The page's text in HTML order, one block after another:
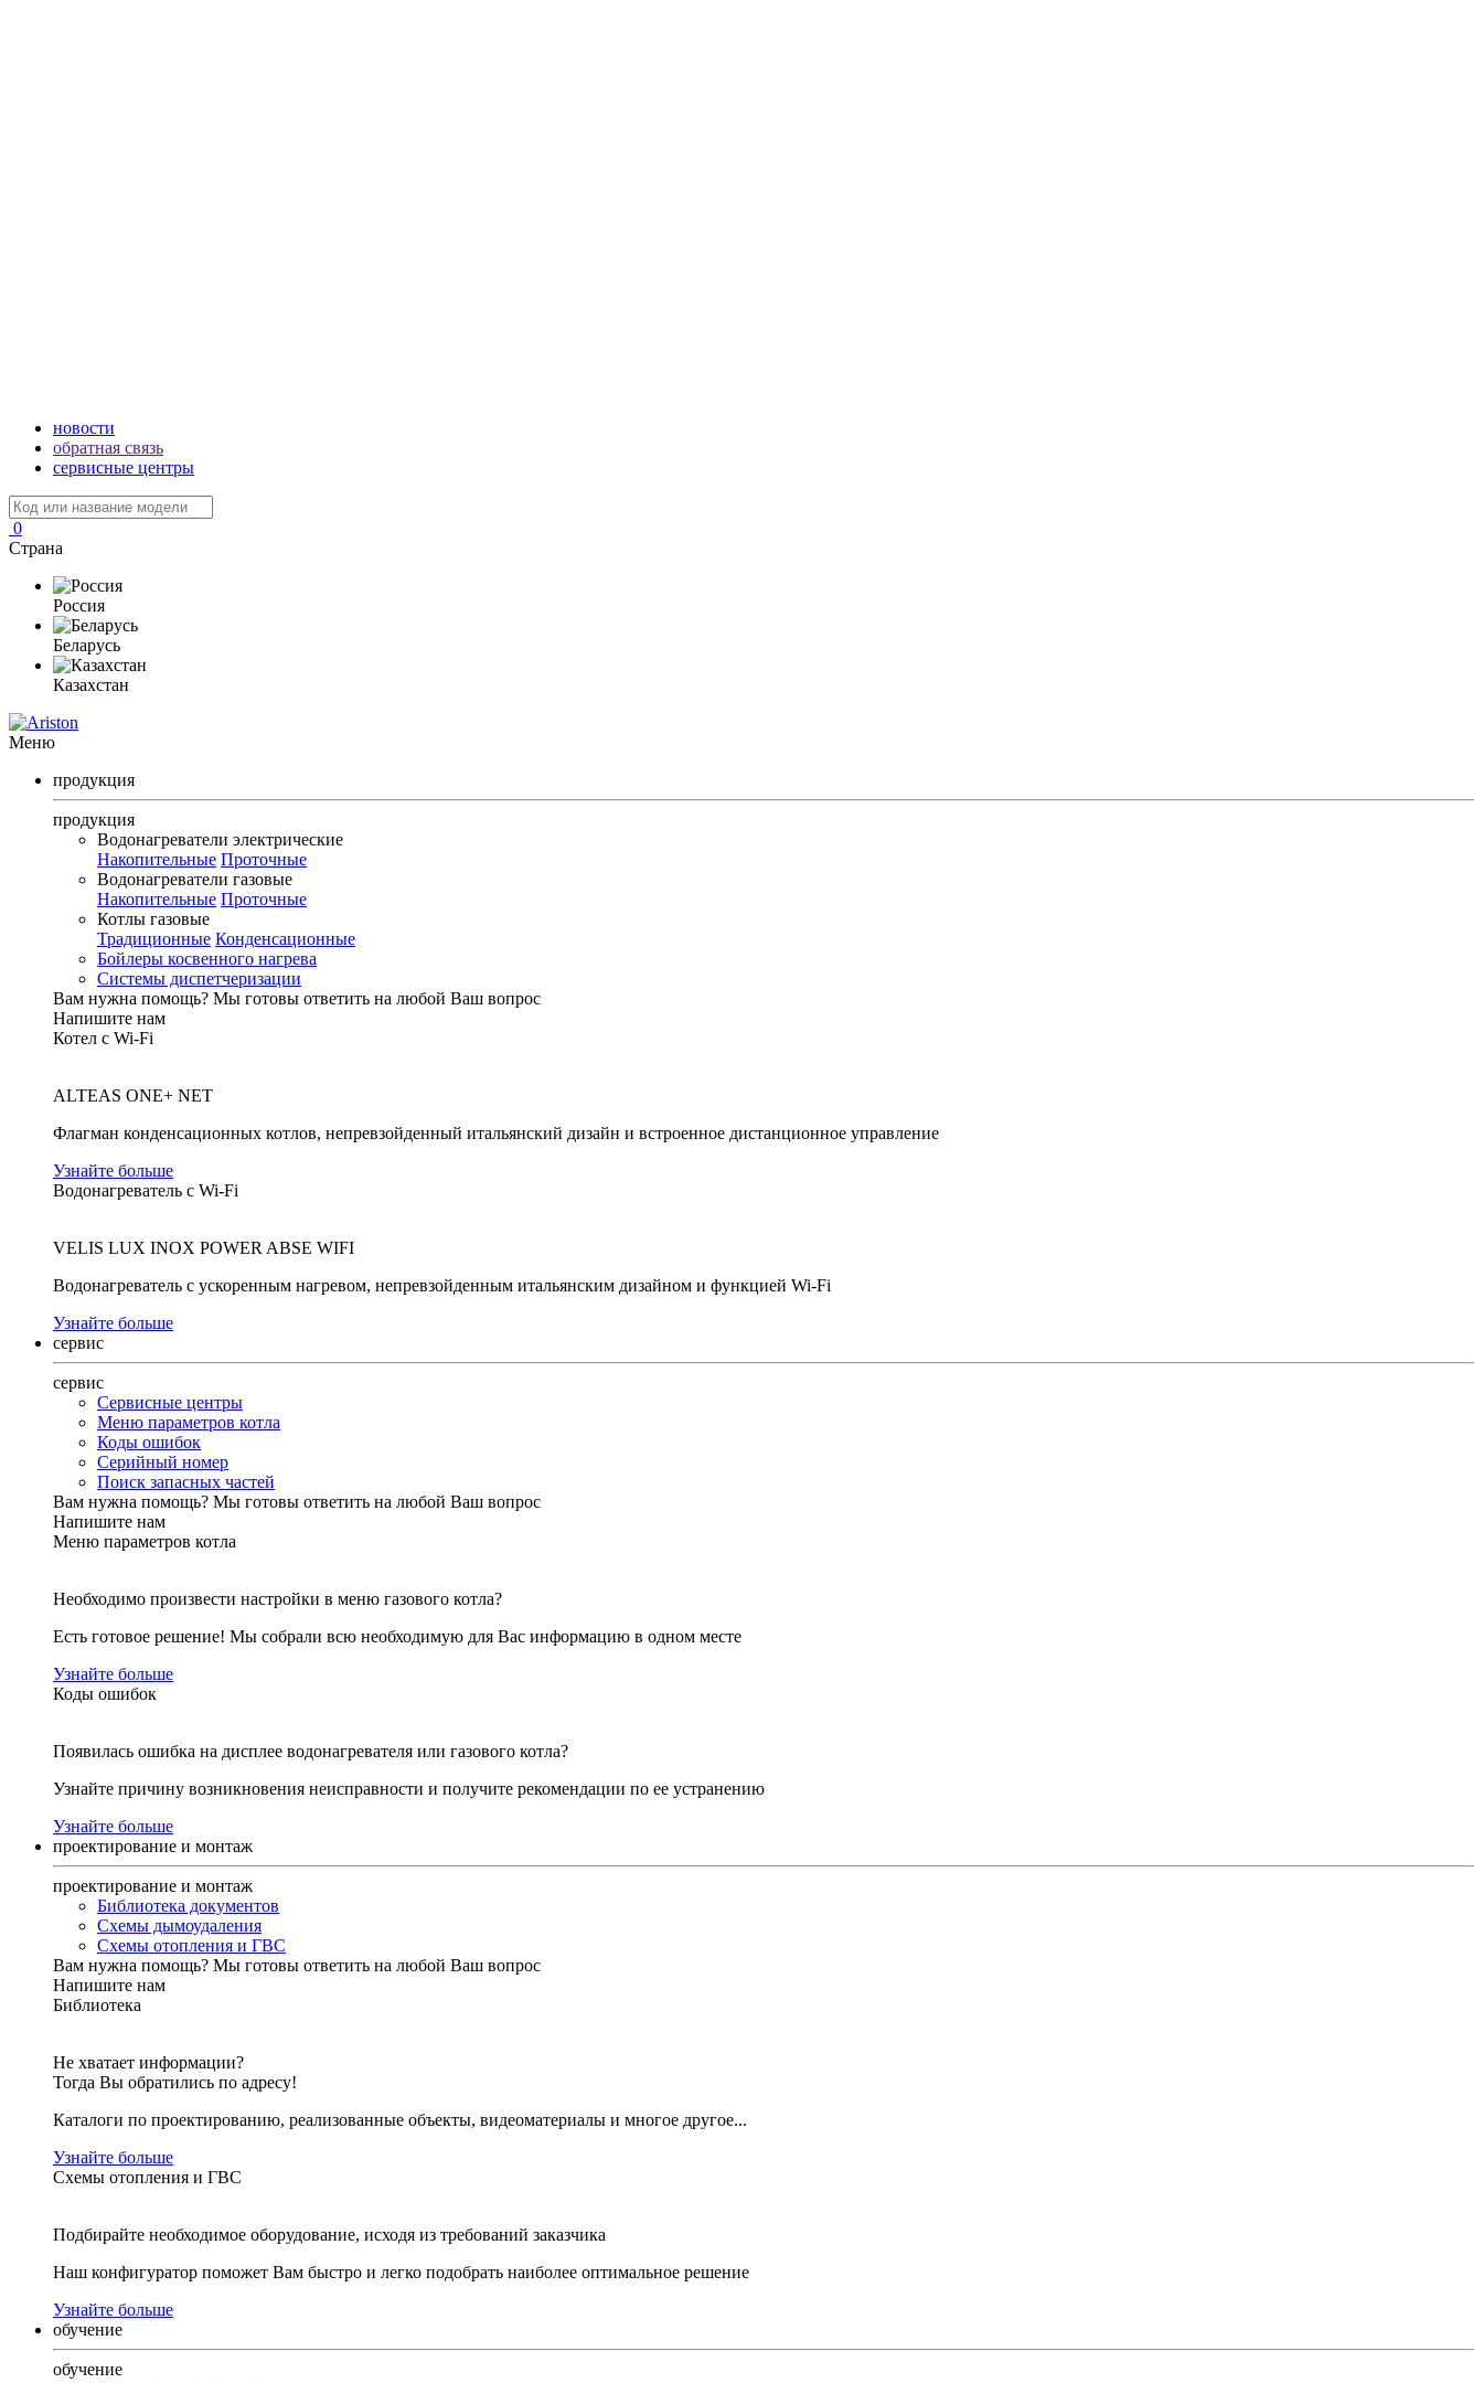
новости
обратная связь
сервисные центры
0
Страна
Россия
Беларусь
Казахстан
Меню
продукция
продукция
Водонагреватели электрические
Накопительные Проточные
Водонагреватели газовые
Накопительные Проточные
Котлы газовые
Традиционные Конденсационные
Бойлеры косвенного нагрева
Системы диспетчеризации
Вам нужна помощь? Мы готовы ответить на любой Ваш вопрос
Напишите нам
Котел с Wi-Fi
ALTEAS ONE+ NET
Флагман конденсационных котлов, непревзойденный итальянский дизайн и встроенное дистанционное управление
Узнайте больше
Водонагреватель с Wi-Fi
VELIS LUX INOX POWER ABSE WIFI
Водонагреватель с ускоренным нагревом, непревзойденным итальянским дизайном и функцией Wi-Fi
Узнайте больше
сервис
сервис
Сервисные центры
Меню параметров котла
Коды ошибок
Серийный номер
Поиск запасных частей
Вам нужна помощь? Мы готовы ответить на любой Ваш вопрос
Напишите нам
Меню параметров котла
Необходимо произвести настройки в меню газового котла?
Есть готовое решение! Мы собрали всю необходимую для Вас информацию в одном месте
Узнайте больше
Коды ошибок
Появилась ошибка на дисплее водонагревателя или газового котла?
Узнайте причину возникновения неисправности и получите рекомендации по ее устранению
Узнайте больше
проектирование и монтаж
проектирование и монтаж
Библиотека документов
Схемы дымоудаления
Схемы отопления и ГВС
Вам нужна помощь? Мы готовы ответить на любой Ваш вопрос
Напишите нам
Библиотека
Не хватает информации?
Тогда Вы обратились по адресу!
Каталоги по проектированию, реализованные объекты, видеоматериалы и многое другое...
Узнайте больше
Схемы отопления и ГВС
Подбирайте необходимое оборудование, исходя из требований заказчика
Наш конфигуратор поможет Вам быстро и легко подобрать наиболее оптимальное решение
Узнайте больше
обучение
обучение